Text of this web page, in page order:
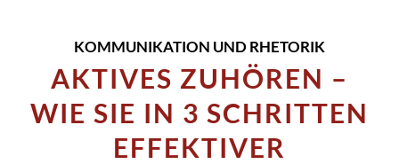
KOMMUNIKATION UND RHETORIK
AKTIVES ZUHÖREN –
WIE SIE IN 3 SCHRITTEN
EFFEKTIVER